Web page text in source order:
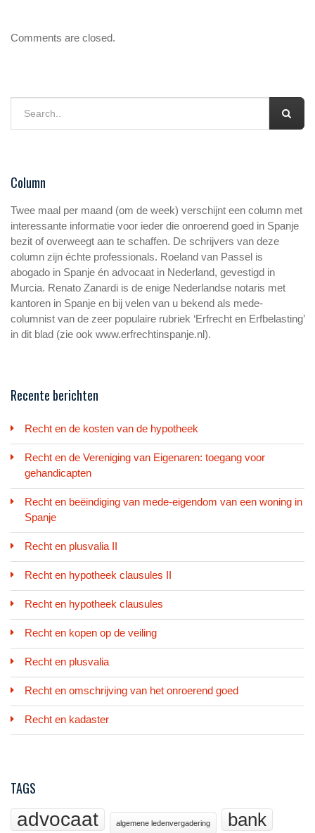
Comments are closed.
Column
Twee maal per maand (om de week) verschijnt een column met
interessante informatie voor ieder die onroerend goed in Spanje
bezit of overweegt aan te schaffen. De schrijvers van deze
column zijn échte professionals. Roeland van Passel is
abogado in Spanje én advocaat in Nederland, gevestigd in
Murcia. Renato Zanardi is de enige Nederlandse notaris met
kantoren in Spanje en bij velen van u bekend als mede-
columnist van de zeer populaire rubriek ‘Erfrecht en Erfbelasting’
in dit blad (zie ook www.erfrechtinspanje.nl).
Recente berichten
Recht en de kosten van de hypotheek
Recht en de Vereniging van Eigenaren: toegang voor
gehandicapten
Recht en beëindiging van mede-eigendom van een woning in
Spanje
Recht en plusvalia II
Recht en hypotheek clausules II
Recht en hypotheek clausules
Recht en kopen op de veiling
Recht en plusvalia
Recht en omschrijving van het onroerend goed
Recht en kadaster
TAGS
advocaat algemene ledenvergadering bank